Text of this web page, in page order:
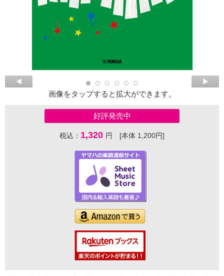
画像をタップすると拡大ができます。
好評発売中
税込： 1,320 円 [本体 1,200円]